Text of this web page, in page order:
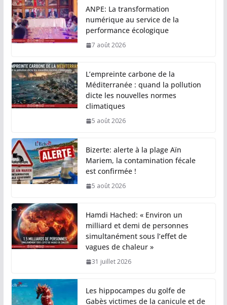
ANPE: La transformation
numérique au service de la
performance écologique
7 août 2026
L’empreinte carbone de la
Méditerranée : quand la pollution
dicte les nouvelles normes
climatiques
5 août 2026
Bizerte: alerte à la plage Aïn
Mariem, la contamination fécale
est confirmée !
5 août 2026
Hamdi Hached: « Environ un
milliard et demi de personnes
simultanément sous l’effet de
vagues de chaleur »
31 juillet 2026
Les hippocampes du golfe de
Gabès victimes de la canicule et de